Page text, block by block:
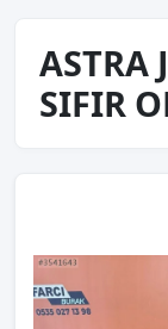
ASTRA
SIFIR